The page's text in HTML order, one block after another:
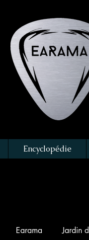
Encyclopédie
Earama Jardin